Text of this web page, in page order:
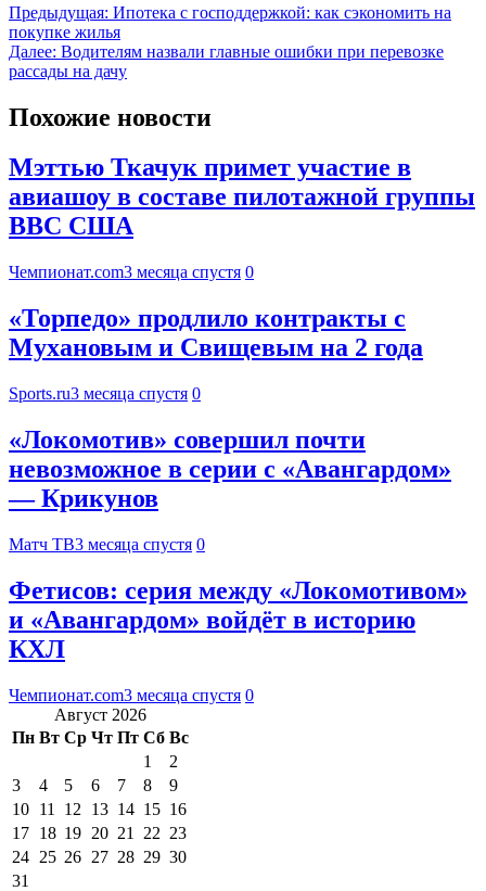
Предыдущая: Ипотека с господдержкой: как сэкономить на
покупке жилья
Далее: Водителям назвали главные ошибки при перевозке
рассады на дачу
Похожие новости
Мэттью Ткачук примет участие в
авиашоу в составе пилотажной группы
ВВС США
Чемпионат.com3 месяца спустя 0
«Торпедо» продлило контракты с
Мухановым и Свищевым на 2 года
Sports.ru3 месяца спустя 0
«Локомотив» совершил почти
невозможное в серии с «Авангардом»
— Крикунов
Матч ТВ3 месяца спустя 0
Фетисов: серия между «Локомотивом»
и «Авангардом» войдёт в историю
КХЛ
Чемпионат.com3 месяца спустя 0
Август 2026
Пн Вт Ср Чт Пт Сб Вс
1
2
3
4 5 6 7 8
9
10 11 12 13 14 15 16
17 18 19 20 21 22 23
24 25 26 27 28 29 30
31